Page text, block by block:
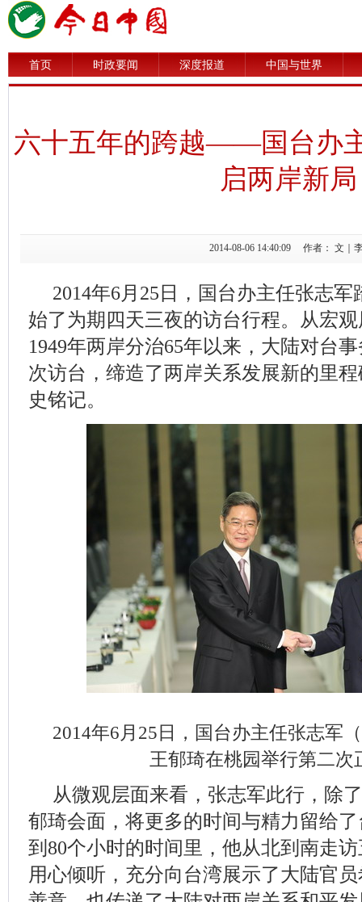
首页 时政要闻 深度报道 中国与世界
六十五年的跨越——国台办
启两岸新局
2014-08-06 14:40:09 作者： 文
2014年6月25日，国台办主任张志
始了为期四天三夜的访台行程。从宏
1949年两岸分治65年以来，大陆对台
次访台，缔造了两岸关系发展新的里
史铭记。
2014年6月25日，国台办主任张志军
王郁琦在桃园举行第二次
从微观层面来看，张志军此行，除
郁琦会面，将更多的时间与精力留给
到80个小时的时间里，他从北到南走
用心倾听，充分向台湾展示了大陆官